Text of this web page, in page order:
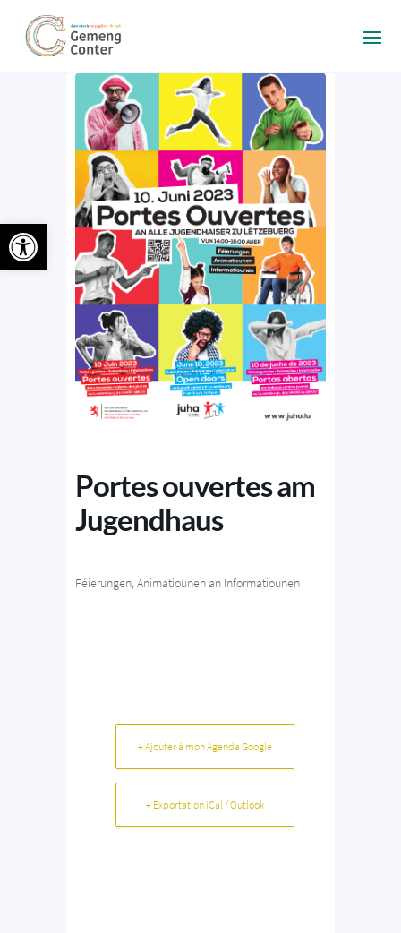
Portes ouvertes am
Jugendhaus
Féierungen, Animatiounen an Informatiounen
+ Ajouter à mon Agenda Google
+ Exportation iCal / Outlook
Ouvrir la barre d’outils